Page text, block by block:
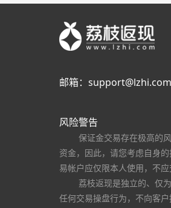
邮箱： support@lzhi.com
风险警告
保证金交易存在极高的
资金，因此，请您考虑自身
易帐户应仅限本人使用，不
荔枝返现是独立的、仅
任何交易操盘行为，不向客